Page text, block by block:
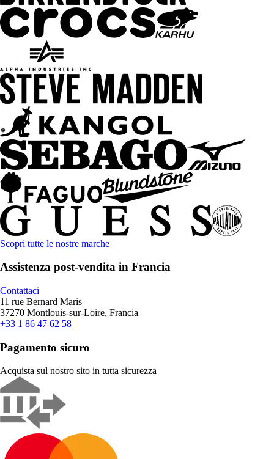
Scopri tutte le nostre marche
Assistenza post-vendita in Francia
Contattaci
11 rue Bernard Maris
37270 Montlouis-sur-Loire, Francia
+33 1 86 47 62 58
Pagamento sicuro
Acquista sul nostro sito in tutta sicurezza